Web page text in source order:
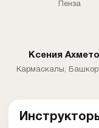
Пенза
Ксения
Кармаскалы,